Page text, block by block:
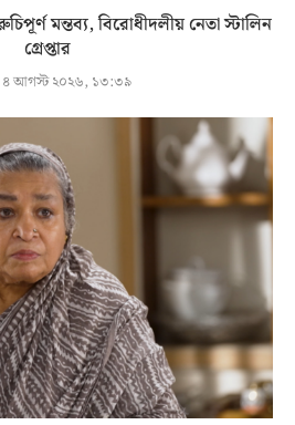
মন্তব্য, বিরোধীদলীয় নেতা স্টালিন
গ্রেপ্তার
৪ আগস্ট ২০২৬, ১৩:৩৯